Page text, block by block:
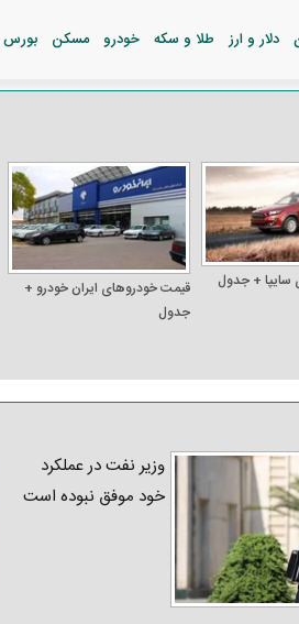
دلار و ارز طلا و سکه خودرو مسکن بورس
+ جدول
قیمت خودرو‌های ایران خودرو +
جدول
وزیر نفت در عملکرد
خود موفق نبوده است